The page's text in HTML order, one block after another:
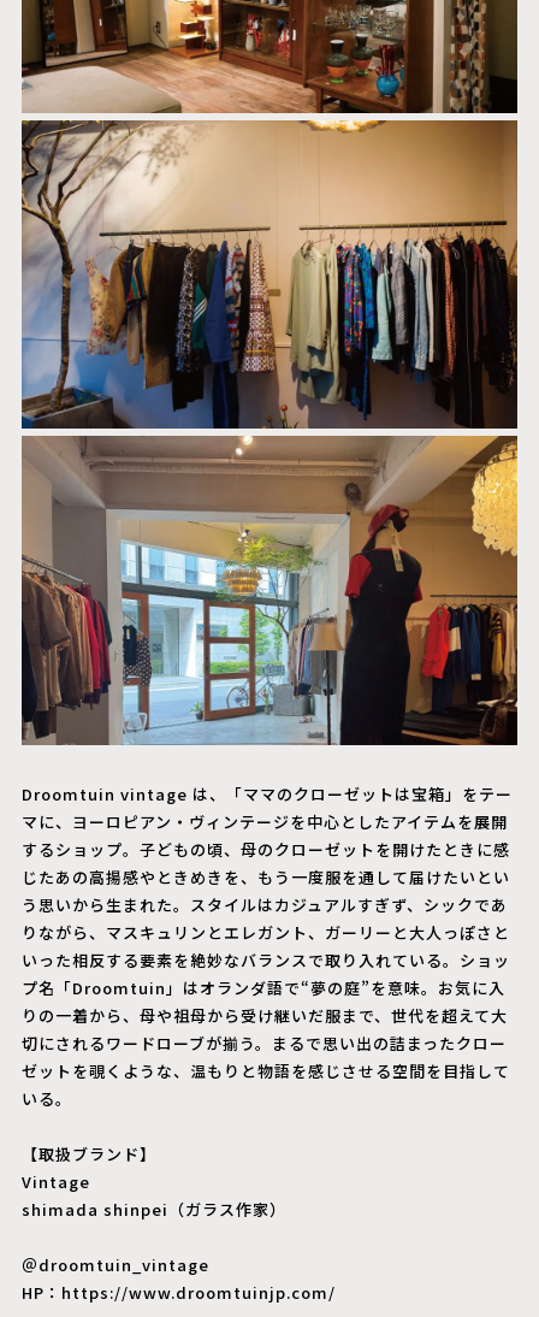
Droomtuin vintage は、「ママのクローゼットは宝箱」をテー
マに、ヨーロピアン・ヴィンテージを中心としたアイテムを展開
するショップ。子どもの頃、母のクローゼットを開けたときに感
じたあの高揚感やときめきを、もう一度服を通して届けたいとい
う思いから生まれた。スタイルはカジュアルすぎず、シックであ
りながら、マスキュリンとエレガント、ガーリーと大人っぽさと
いった相反する要素を絶妙なバランスで取り入れている。ショッ
プ名「Droomtuin」はオランダ語で“夢の庭”を意味。お気に入
りの一着から、母や祖母から受け継いだ服まで、世代を超えて大
切にされるワードローブが揃う。まるで思い出の詰まったクロー
ゼットを覗くような、温もりと物語を感じさせる空間を目指して
いる。
【取扱ブランド】
Vintage
shimada shinpei（ガラス作家）
＠droomtuin_vintage
HP： https://www.droomtuinjp.com/